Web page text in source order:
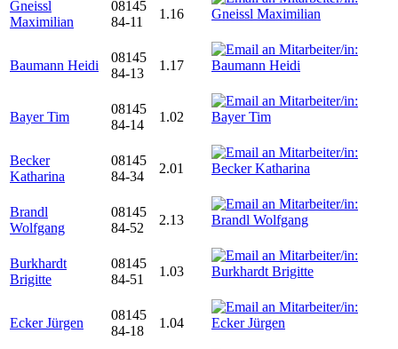
Gneissl
Maximilian
08145
84-11
1.16
Baumann Heidi
08145
84-13
1.17
Bayer Tim
08145
84-14
1.02
Becker
Katharina
08145
84-34
2.01
Brandl
Wolfgang
08145
84-52
2.13
Burkhardt
Brigitte
08145
84-51
1.03
Ecker Jürgen
08145
84-18
1.04